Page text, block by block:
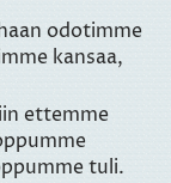
odotimme
kansaa,
ettemme
tuli.